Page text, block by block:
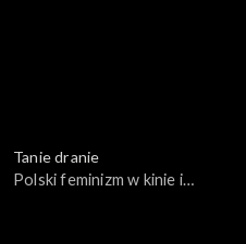
Tanie dranie
Polski feminizm w kinie i